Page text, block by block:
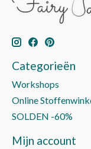
Categorieën
Workshops
Online
SOLDEN -60%
Mijn account